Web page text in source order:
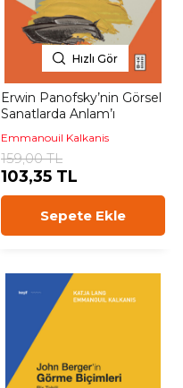
Hızlı Gör
Erwin Panofsky’nin Görsel
Sanatlarda Anlam’ı
Emmanouil Kalkanis
159,00 TL
103,35 TL
Sepete Ekle